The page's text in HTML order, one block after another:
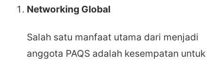
Networking Global
Salah satu manfaat utama dari menjadi
anggota PAQS adalah kesempatan untuk